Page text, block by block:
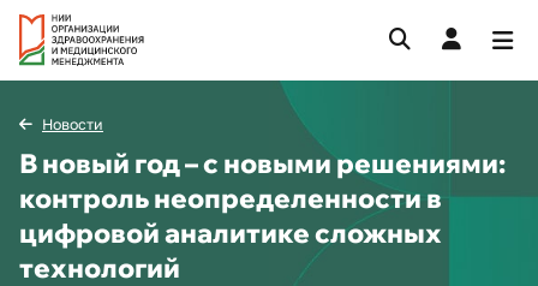
Новости
В новый год – с новыми решениями:
контроль неопределенности в
цифровой аналитике сложных
технологий